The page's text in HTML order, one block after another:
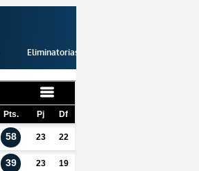
Eliminatorias 2026